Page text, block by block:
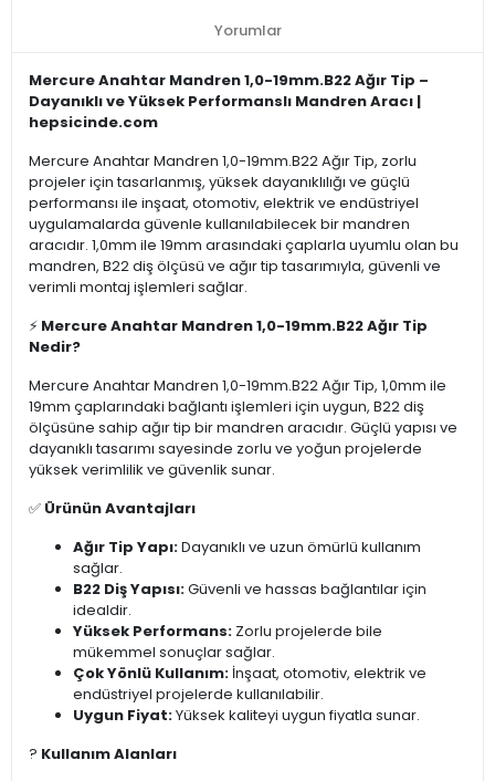
Yorumlar
Mercure Anahtar Mandren 1,0-19mm.B22 Ağır Tip –
Dayanıklı ve Yüksek Performanslı Mandren Aracı |
hepsicinde.com
Mercure Anahtar Mandren 1,0-19mm.B22 Ağır Tip, zorlu
projeler için tasarlanmış, yüksek dayanıklılığı ve güçlü
performansı ile inşaat, otomotiv, elektrik ve endüstriyel
uygulamalarda güvenle kullanılabilecek bir mandren
aracıdır. 1,0mm ile 19mm arasındaki çaplarla uyumlu olan bu
mandren, B22 diş ölçüsü ve ağır tip tasarımıyla, güvenli ve
verimli montaj işlemleri sağlar.
⚡ Mercure Anahtar Mandren 1,0-19mm.B22 Ağır Tip
Nedir?
Mercure Anahtar Mandren 1,0-19mm.B22 Ağır Tip, 1,0mm ile
19mm çaplarındaki bağlantı işlemleri için uygun, B22 diş
ölçüsüne sahip ağır tip bir mandren aracıdır. Güçlü yapısı ve
dayanıklı tasarımı sayesinde zorlu ve yoğun projelerde
yüksek verimlilik ve güvenlik sunar.
✅ Ürünün Avantajları
Ağır Tip Yapı:Dayanıklı ve uzun ömürlü kullanım
sağlar.
B22 Diş Yapısı:Güvenli ve hassas bağlantılar için
idealdir.
Yüksek Performans: Zorlu projelerde bile
mükemmel sonuçlar sağlar.
Çok Yönlü Kullanım: İnşaat, otomotiv, elektrik ve
endüstriyel projelerde kullanılabilir.
Uygun Fiyat:Yüksek kaliteyi uygun fiyatla sunar.
?️ Kullanım Alanları